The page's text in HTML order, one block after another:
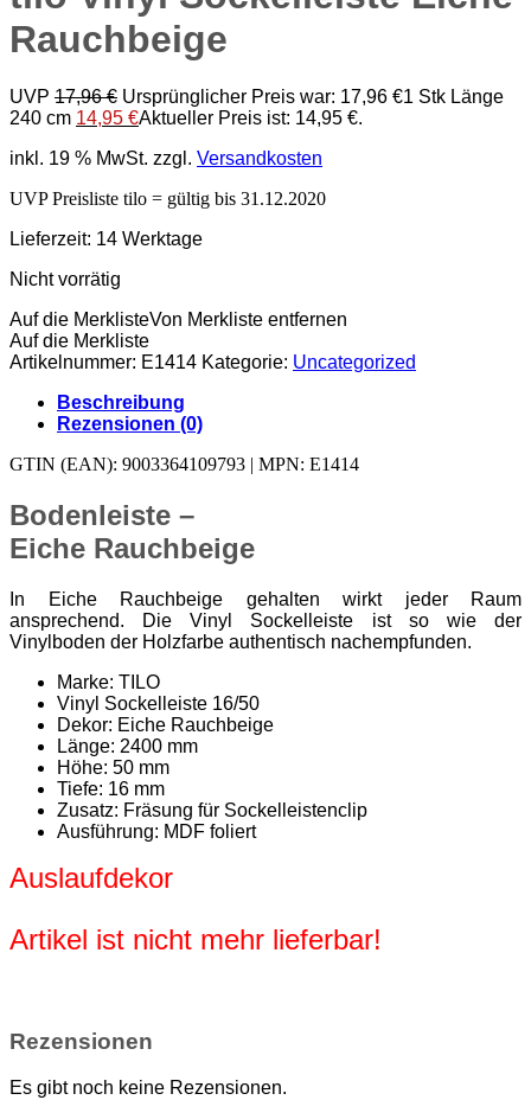
Rauchbeige
UVP 17,96€ Ursprünglicher Preis war: 17,96 €1 Stk Länge
240 cm 14,95 €Aktueller Preis ist: 14,95 €.
inkl. 19 % MwSt. zzgl. Versandkosten
UVP Preisliste tilo = gültig bis 31.12.2020
Lieferzeit: 14 Werktage
Nicht vorrätig
Auf die MerklisteVon Merkliste entfernen
Auf die Merkliste
Artikelnummer: E1414 Kategorie: Uncategorized
Beschreibung
Rezensionen (0)
GTIN (EAN): 9003364109793 | MPN: E1414
Bodenleiste –
Eiche Rauchbeige
In Eiche Rauchbeige gehalten wirkt jeder Raum
ansprechend. Die Vinyl Sockelleiste ist so wie der
Vinylboden der Holzfarbe authentisch nachempfunden.
Marke: TILO
Vinyl Sockelleiste 16/50
Dekor: Eiche Rauchbeige
Länge: 2400 mm
Höhe: 50 mm
Tiefe: 16 mm
Zusatz: Fräsung für Sockelleistenclip
Ausführung: MDF foliert
Auslaufdekor
Artikel ist nicht mehr lieferbar!
Rezensionen
Es gibt noch keine Rezensionen.